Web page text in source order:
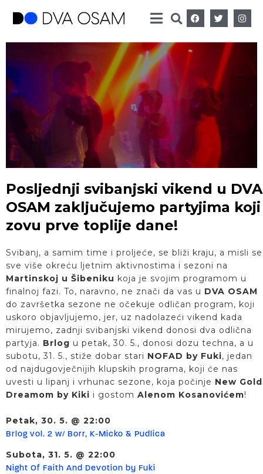
Posljednji svibanjski vikend u DVA
OSAM zaključujemo partyjima koji
zovu prve toplije dane!
Svibanj, a samim time i proljeće, se bliži kraju, a misli se
sve više okreću ljetnim aktivnostima i sezoni na
Martinskoj u Šibeniku koja je svojim programom u
finalnoj fazi. To, naravno, ne znači da vas u DVA OSAM
do završetka sezone ne očekuje odličan program, koji
uskoro objavljujemo, jer, uz nadolazeći vikend kada
mirujemo, zadnji svibanjski vikend donosi dva odlična
partyja. Brlog u petak, 30. 5., donosi dozu techna, a u
subotu, 31. 5., stiže dobar stari NOFAD by Fuki, jedan
od najdugovječnijih klupskih programa, koji će nas
uvesti u lipanj i vrhunac sezone, koja počinje New Gold
Dreamom by Kiki i gostom Alenom Kosanovićem!
Petak, 30. 5. @ 22:00
Brlog vol. 2 w/ Borr, K-Micko & Pudlica
Subota, 31. 5. @ 22:00
Night Of Faith And Devotion by Fuki